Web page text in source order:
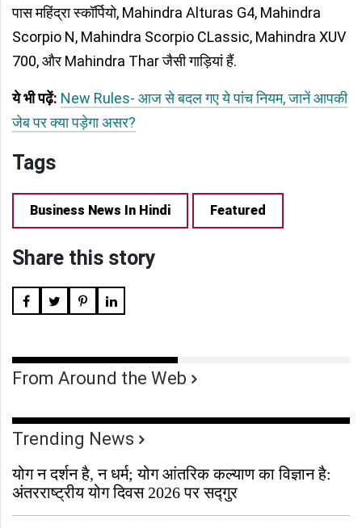
पास महिंद्रा स्कॉर्पियो, Mahindra Alturas G4, Mahindra
Scorpio N, Mahindra Scorpio CLassic, Mahindra XUV
700, और Mahindra Thar जैसी गाड़ियां हैं.
ये भी पढ़ें: New Rules- आज से बदल गए ये पांच नियम, जानें आपकी
जेब पर क्या पड़ेगा असर?
Tags
Business News In Hindi Featured
Share this story
From Around the Web
Trending News
योग न दर्शन है, न धर्म; योग आंतरिक कल्याण का विज्ञान है:
अंतरराष्ट्रीय योग दिवस 2026 पर सद्गुर